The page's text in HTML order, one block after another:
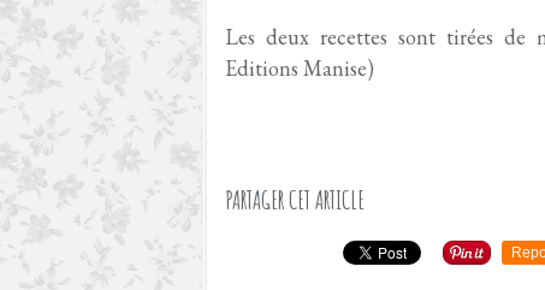
Les deux recettes sont tirées de
Editions Manise)
PARTAGER CET ARTICLE